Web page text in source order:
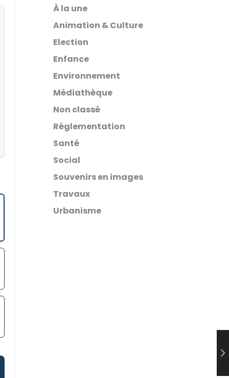
À la une
Animation & Culture
Election
Enfance
Environnement
Médiathèque
Non classé
Réglementation
Santé
Social
Souvenirs en images
Travaux
Urbanisme